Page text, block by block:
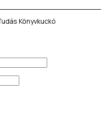
Könyvkuckó